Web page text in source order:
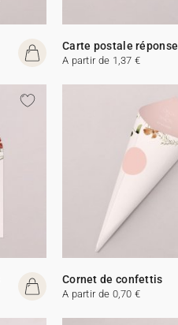
Carte postale réponse
A partir de 1,37 €
Cornet de confettis
A partir de 0,70 €